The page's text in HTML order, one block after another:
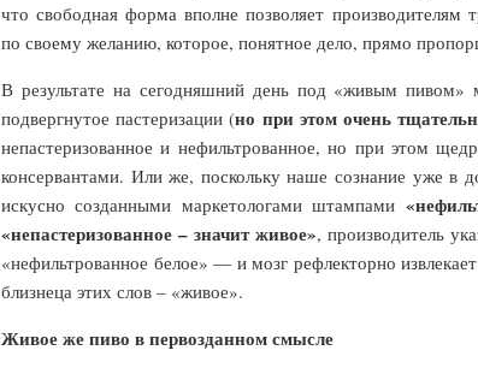
что свободная форма вполне позволяет производителям
по своему желанию, которое, понятное дело, прямо
В результате на сегодняшний день под «живым пивом»
подвергнутое пастеризации (но при этом очень
непастеризованное и нефильтрованное, но при этом
консервантами. Или же, поскольку наше сознание уже в
искусно созданными маркетологами штампами
«непастеризованное – значит живое», производитель
«нефильтрованное белое» — и мозг рефлекторно
близнеца этих слов – «живое».
Живое же пиво в первозданном смысле